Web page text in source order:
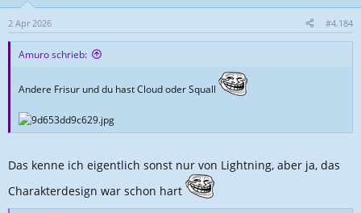
o
n
e
2 Apr 2026 #4.184
Amuro schrieb:
Andere Frisur und du hast Cloud oder Squall
Das kenne ich eigentlich sonst nur von Lightning, aber ja, das
Charakterdesign war schon hart